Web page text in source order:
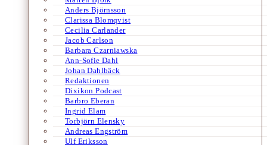
Anders Björnsson
Clarissa Blomqvist
Cecilia Carlander
Jacob Carlson
Barbara Czarniawska
Ann-Sofie Dahl
Johan Dahlbäck
Redaktionen
Dixikon Podcast
Barbro Eberan
Ingrid Elam
Torbjörn Elensky
Andreas Engström
Ulf Eriksson